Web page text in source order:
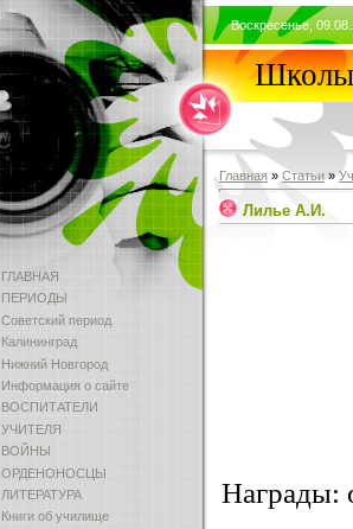
ГЛАВНАЯ
ПЕРИОДЫ
Советский период
Калининград
Нижний Новгород
Информация о сайте
ВОСПИТАТЕЛИ
УЧИТЕЛЯ
ВОЙНЫ
ОРДЕНОНОСЦЫ
ЛИТЕРАТУРА
Книги об училище
Воскресенье,
Школы
Главная » Статьи »
Лилье А.И.
Награды: